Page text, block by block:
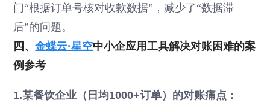
门“根据订单号核对收款数据”，减少了“数据滞
后”的问题。
四、金蝶云·星空中小企应用工具解决对账困难的案
例参考
1.某餐饮企业（日均1000+订单）的对账痛点：